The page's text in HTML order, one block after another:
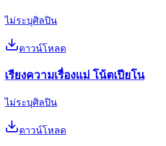
ไม่ระบุศิลปิน
ดาวน์โหลด
เรียงความเรื่องแม่ โน้ตเปียโน
ไม่ระบุศิลปิน
ดาวน์โหลด